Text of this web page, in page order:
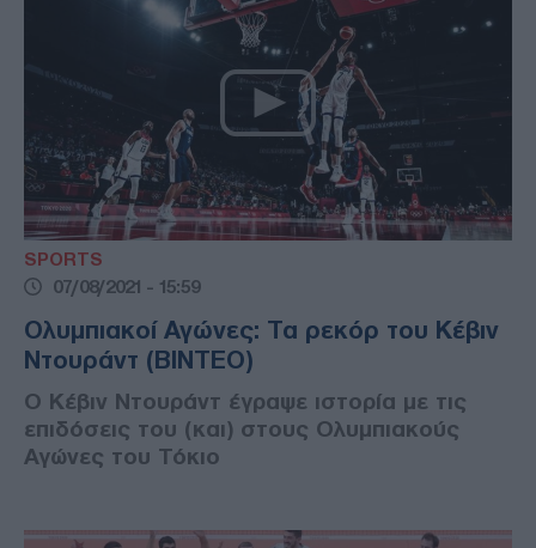
SPORTS
07/08/2021 - 15:59
Ολυμπιακοί Αγώνες: Τα ρεκόρ του Κέβιν
Ντουράντ (ΒΙΝΤΕΟ)
Ο Κέβιν Ντουράντ έγραψε ιστορία με τις
επιδόσεις του (και) στους Ολυμπιακούς
Αγώνες του Τόκιο